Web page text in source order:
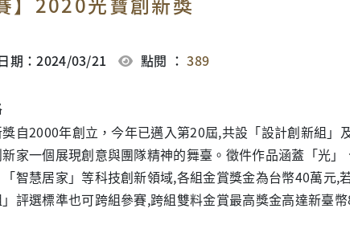
期：2024/03/21 點閱 ：389
自2000年創立，今年已邁入第20屆,共設「設計創新組」
家一個展現創意與團隊精神的舞臺。徵件作品涵蓋「光
智慧居家」等科技創新領域,各組金賞獎金為台幣40萬元,
評選標準也可跨組參賽,跨組雙料金賞最高獎金高達新臺